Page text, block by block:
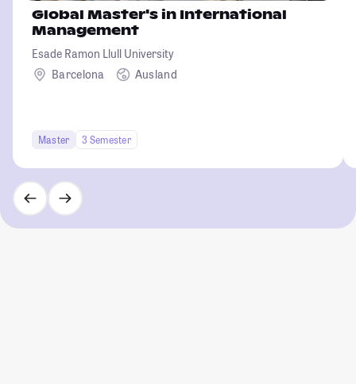
Global Master's in International
Management
Esade Ramon Llull University
Barcelona
Ausland
Master 3 Semester